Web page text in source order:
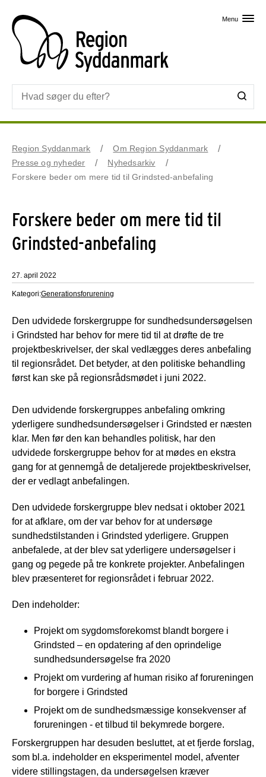
Menu
Region Syddanmark
Om Region Syddanmark
Presse og nyheder
Nyhedsarkiv
Forskere beder om mere tid til Grindsted-anbefaling
Forskere beder om mere tid til
Grindsted-anbefaling
27. april 2022
Kategori:Generationsforurening
Den udvidede forskergruppe for sundhedsundersøgelsen
i Grindsted har behov for mere tid til at drøfte de tre
projektbeskrivelser, der skal vedlægges deres anbefaling
til regionsrådet. Det betyder, at den politiske behandling
først kan ske på regionsrådsmødet i juni 2022.
Den udvidende forskergruppes anbefaling omkring
yderligere sundhedsundersøgelser i Grindsted er næsten
klar. Men før den kan behandles politisk, har den
udvidede forskergruppe behov for at mødes en ekstra
gang for at gennemgå de detaljerede projektbeskrivelser,
der er vedlagt anbefalingen.
Den udvidede forskergruppe blev nedsat i oktober 2021
for at afklare, om der var behov for at undersøge
sundhedstilstanden i Grindsted yderligere. Gruppen
anbefalede, at der blev sat yderligere undersøgelser i
gang og pegede på tre konkrete projekter. Anbefalingen
blev præsenteret for regionsrådet i februar 2022.
Den indeholder:
Projekt om sygdomsforekomst blandt borgere i
Grindsted – en opdatering af den oprindelige
sundhedsundersøgelse fra 2020
Projekt om vurdering af human risiko af forureningen
for borgere i Grindsted
Projekt om de sundhedsmæssige konsekvenser af
forureningen - et tilbud til bekymrede borgere.
Forskergruppen har desuden besluttet, at et fjerde forslag,
som bl.a. indeholder en eksperimentel model, afventer
videre stillingstagen, da undersøgelsen kræver